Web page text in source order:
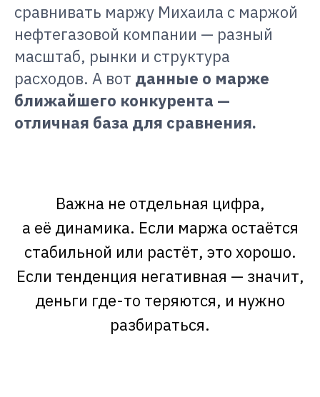
сравнивать маржу Михаила с маржой
нефтегазовой компании — разный
масштаб, рынки и структура
расходов. А вот данные о марже
ближайшего конкурента —
отличная база для сравнения.
Важна не отдельная цифра,
а её динамика. Если маржа остаётся
стабильной или растёт, это хорошо.
Если тенденция негативная — значит,
деньги где-то теряются, и нужно
разбираться.